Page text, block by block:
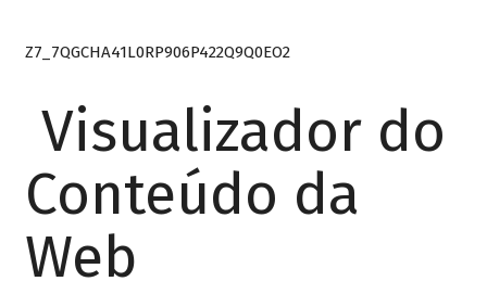
Z7_7QGCHA41L0RP906P422Q9Q0EO2
Visualizador do
Conteúdo da
Web